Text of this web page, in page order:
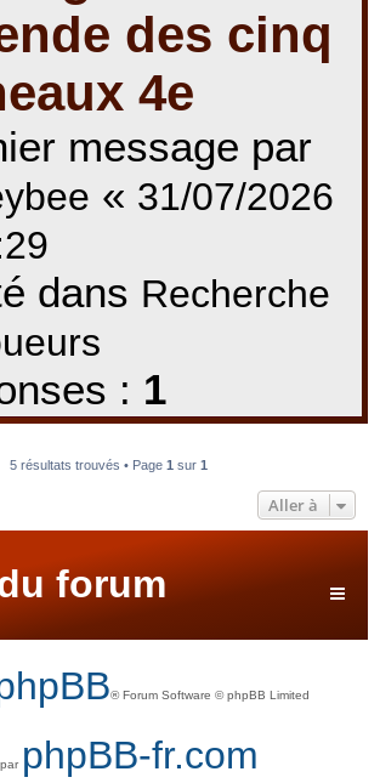
des cinq
4e
message par
« 31/07/2026
dans Recherche
: 1
5 résultats trouvés • Page 1sur 1
Aller à
forum
® Forum Software © phpBB Limited
phpBB-fr.com